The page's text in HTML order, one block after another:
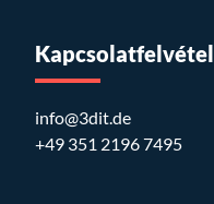
Kapcsolatfelvétel
info@3dit.de
+49 351 2196 7495